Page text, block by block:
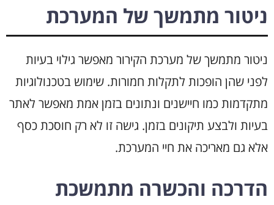
ניטור מתמשך של המערכת
ניטור מתמשך של מערכת הקירור מאפשר גילוי בעיות
לפני שהן הופכות לתקלות חמורות. שימוש בטכנולוגיות
מתקדמות כמו חיישנים ונתונים בזמן אמת מאפשר לאתר
בעיות ולבצע תיקונים בזמן. גישה זו לא רק חוסכת כסף
אלא גם מאריכה את חיי המערכת.
הדרכה והכשרה מתמשכת